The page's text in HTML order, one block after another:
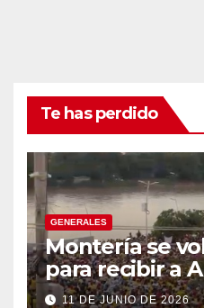
Te has perdido
GENERALES
Montería se
para recibir a
Espriella
11 DE JUNIO DE 2026